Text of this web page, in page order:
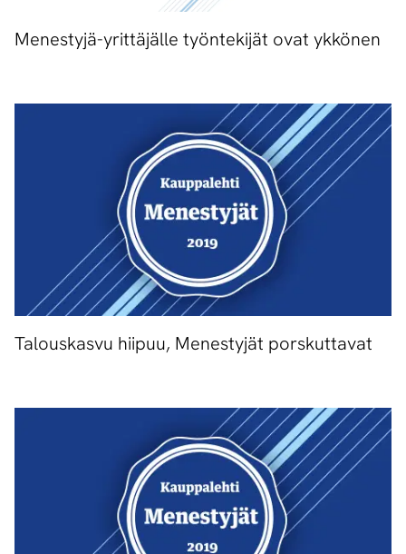
Menestyjä-yrittäjälle työntekijät ovat ykkönen
Talouskasvu hiipuu, Menestyjät porskuttavat